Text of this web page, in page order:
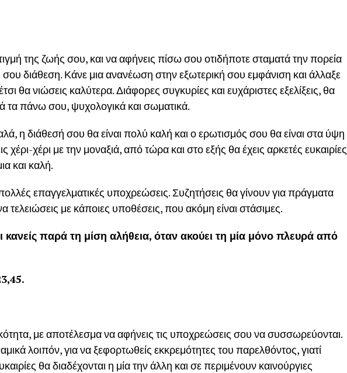
της ζωής σου, και να αφήνεις πίσω σου οτιδήποτε σταματά την πορεία
διάθεση. Κάνε μια ανανέωση στην εξωτερική σου εμφάνιση και άλλαξε
θα νιώσεις καλύτερα. Διάφορες συγκυρίες και ευχάριστες εξελίξεις, θα
τα πάνω σου, ψυχολογικά και σωματικά.
η διάθεσή σου θα είναι πολύ καλή και ο ερωτισμός σου θα είναι στα ύψη
χέρι-χέρι με την μοναξιά, από τώρα και στο εξής θα έχεις αρκετές ευκαιρίες
και καλή.
επαγγελματικές υποχρεώσεις. Συζητήσεις θα γίνουν για πράγματα
τελειώσεις με κάποιες υποθέσεις, που ακόμη είναι στάσιμες.
παρά τη μίση αλήθεια, όταν ακούει τη μία μόνο πλευρά από
με αποτέλεσμα να αφήνεις τις υποχρεώσεις σου να συσσωρεύονται.
λοιπόν, για να ξεφορτωθείς εκκρεμότητες του παρελθόντος, γιατί
θα διαδέχονται η μία την άλλη και σε περιμένουν καινούργιες